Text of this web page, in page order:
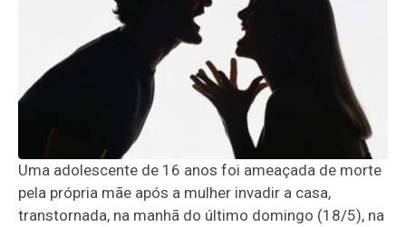
Uma adolescente de 16 anos foi ameaçada de morte
pela própria mãe após a mulher invadir a casa,
transtornada, na manhã do último domingo (18/5), na